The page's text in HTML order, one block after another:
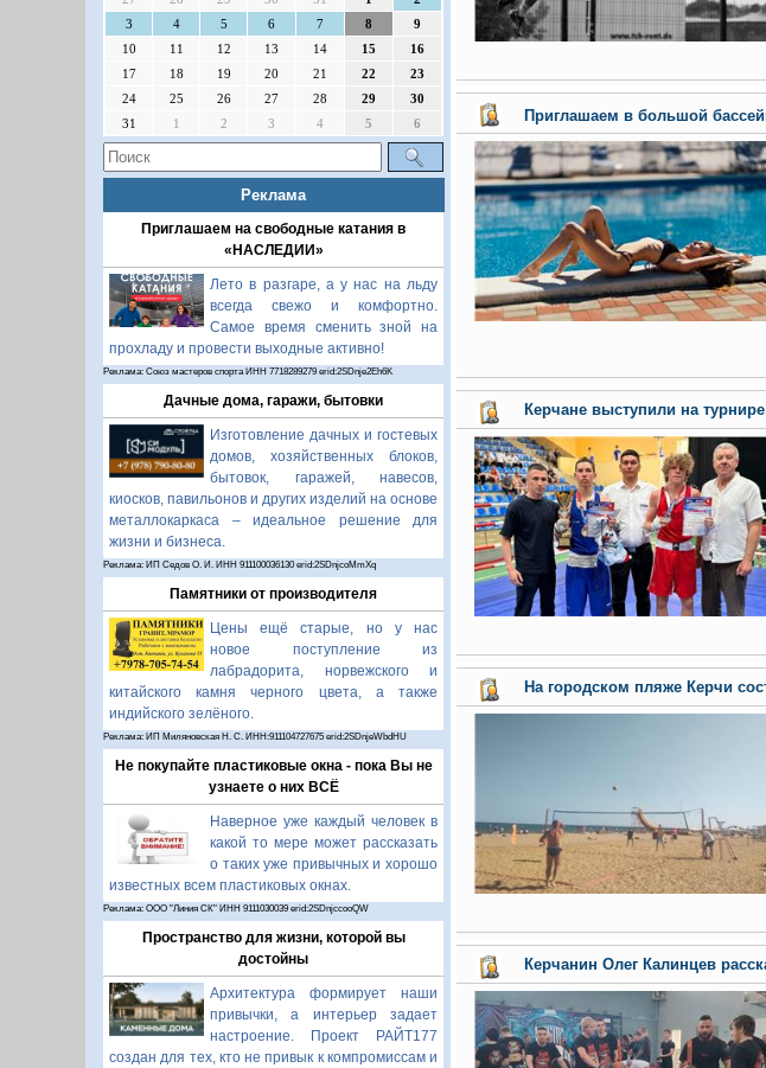
3
4 5 6 7 8
9
10
11 12 13 14 15
16
17
18 19 20 21 22
23
24
25 26 27 28 29
30
31
1 2 3 4 5 6
Реклама
Приглашаем на свободные катания в
«НАСЛЕДИИ»
Лето в разгаре, а у нас на льду
всегда свежо и комфортно.
Самое время сменить зной на
прохладу и провести выходные активно!
Реклама: Союз мастеров спорта ИНН 7718289279 erid:2SDnje2Eh6K
Дачные дома, гаражи, бытовки
Изготовление дачных и гостевых
домов, хозяйственных блоков,
бытовок, гаражей, навесов,
киосков, павильонов и других изделий на основе
металлокаркаса – идеальное решение для
жизни и бизнеса.
Реклама: ИП Седов О. И. ИНН 911100036130 erid:2SDnjcoMmXq
Памятники от производителя
Цены ещё старые, но у нас
новое поступление из
лабрадорита, норвежского и
китайского камня черного цвета, а также
индийского зелёного.
Реклама: ИП Миляновская Н. С. ИНН:911104727675 erid:2SDnjeWbdHU
Не покупайте пластиковые окна - пока Вы не
узнаете о них ВСЁ
Наверное уже каждый человек в
какой то мере может рассказать
о таких уже привычных и хорошо
известных всем пластиковых окнах.
Реклама: ООО "Линия СК" ИНН 9111030039 erid:2SDnjccooQW
Пространство для жизни, которой вы
достойны
Архитектура формирует наши
привычки, а интерьер задает
настроение. Проект РАЙТ177
создан для тех, кто не привык к компромиссам и
Приглашаем в большой
Керчане выступили на
На городском пляже Керчи
Керчанин Олег Калинцев